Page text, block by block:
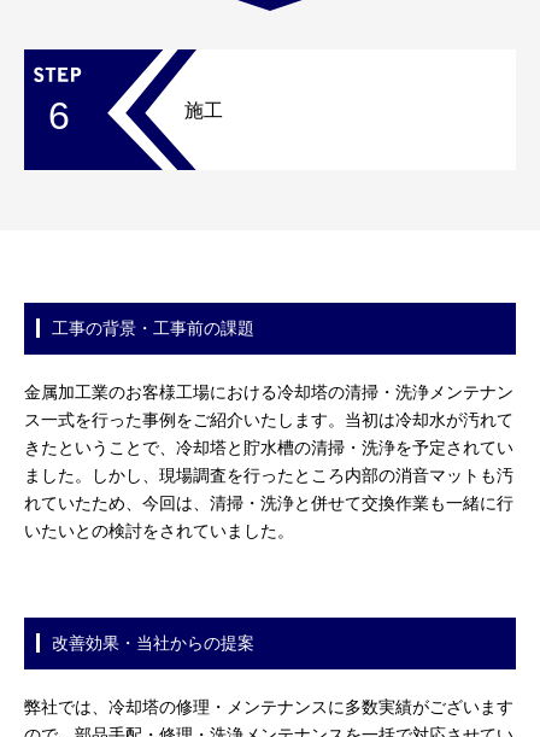
6 施工
工事の背景・工事前の課題
金属加工業のお客様工場における冷却塔の清掃・洗浄メンテナン
ス一式を行った事例をご紹介いたします。当初は冷却水が汚れて
きたということで、冷却塔と貯水槽の清掃・洗浄を予定されてい
ました。しかし、現場調査を行ったところ内部の消音マットも汚
れていたため、今回は、清掃・洗浄と併せて交換作業も一緒に行
いたいとの検討をされていました。
改善効果・当社からの提案
弊社では、冷却塔の修理・メンテナンスに多数実績がございます